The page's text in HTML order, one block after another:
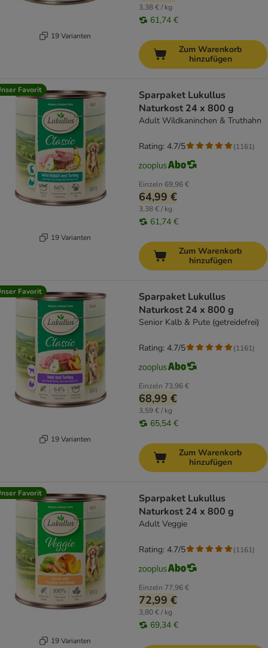
19 Varianten
3,38 € / kg
61,74 €
Zum Warenkorb
hinzufügen
Favorit
19 Varianten
Sparpaket Lukullus
Naturkost 24 x 800 g
Adult Wildkaninchen & Truthahn
Einzeln 69,96 €
64,99 €
3,38 € / kg
61,74 €
Rating: 4.7/5 (1161)
Zum Warenkorb
hinzufügen
Favorit
19 Varianten
Sparpaket Lukullus
Naturkost 24 x 800 g
Senior Kalb & Pute (getreidefrei)
Einzeln 73,96 €
68,99 €
3,59 € / kg
65,54 €
Rating: 4.7/5 (1161)
Zum Warenkorb
hinzufügen
Favorit
19 Varianten
Sparpaket Lukullus
Naturkost 24 x 800 g
Adult Veggie
Einzeln 77,96 €
72,99 €
3,80 € / kg
69,34 €
Rating: 4.7/5 (1161)